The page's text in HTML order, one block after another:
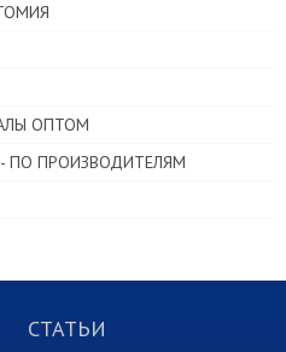
ОПТОМ
ПО ПРОИЗВОДИТЕЛЯМ
СТАТЬИ